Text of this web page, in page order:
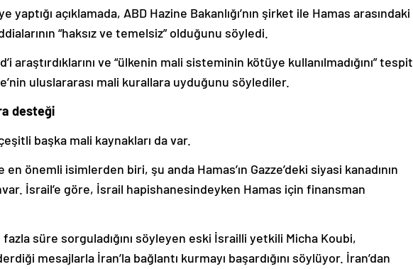
yaptığı açıklamada, ABD Hazine Bakanlığı’nın şirket ile Hamas arasındaki
“haksız ve temelsiz” olduğunu söyledi.
araştırdıklarını ve “ülkenin mali sisteminin kötüye kullanılmadığını” tespit
uluslararası mali kurallara uyduğunu söylediler.
desteği
başka mali kaynakları da var.
önemli isimlerden biri, şu anda Hamas’ın Gazze’deki siyasi kanadının
İsrail’e göre, İsrail hapishanesindeyken Hamas için finansman
fazla süre sorguladığını söyleyen eski İsrailli yetkili Micha Koubi,
mesajlarla İran’la bağlantı kurmayı başardığını söylüyor. İran’dan